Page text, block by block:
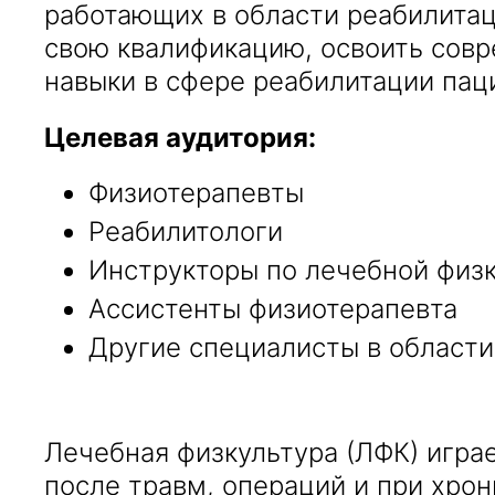
работающих в области
свою квалификацию, освоить
навыки в сфере реабилитации
Целевая аудитория:
Физиотерапевты
Реабилитологи
Инструкторы по лечебной
Ассистенты физиотерапевта
Другие специалисты в
Лечебная физкультура (ЛФК)
после травм, операций и при